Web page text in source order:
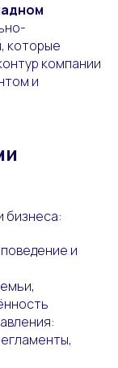
которые
компании
и
бизнеса:
и